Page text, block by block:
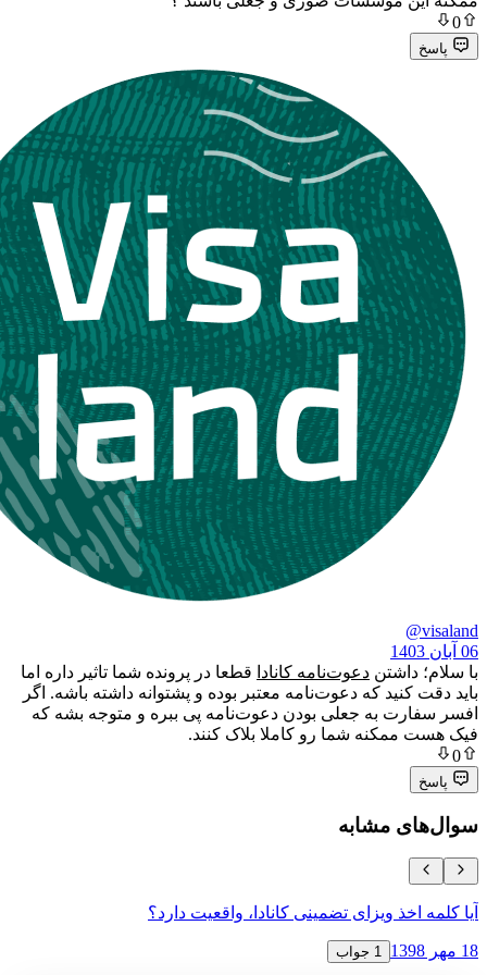
دعوت‌نامه کاناداقطعا در پرونده شما تاثیر داره اما
که دعوت‌نامه معتبر بوده و پشتوانه داشته باشه. اگر
به جعلی بودن دعوت‌نامه پی ببره و متوجه بشه که
شما رو کاملا بلاک کنند.
مشابه
ویزای تضمینی کانادا، واقعیت دارد؟
1 جواب